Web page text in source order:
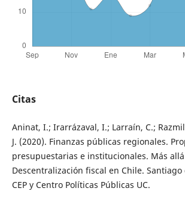
Citas
Aninat, I.; Irarrázaval, I.; Larraín, C.;
J. (2020). Finanzas públicas regionales.
presupuestarias e institucionales. Más
Descentralización fiscal en Chile.
CEP y Centro Políticas Públicas UC.